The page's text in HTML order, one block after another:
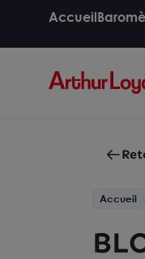
Accueil
Accueil